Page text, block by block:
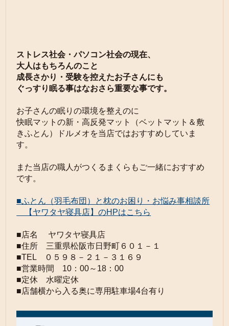
ストレス社会・パソコン社会の現在、
大人はもちろんのこと
成長さかり・受験を控えたお子さんにも
ぐっすり眠る事はなおさら重要な事です。
お子さんの眠りの環境を整えのに
快眠マットの新・高反発マット（ベットマット＆敷
きふとん）
ドルメオを当店ではおすすめしていま
す。
また当店の職人がつくるまくらもご一緒におすすめ
です。
■ふとん（羽毛布団）と枕のお困り・お悩み事相談所
【ヤワタヤ寝具店】のHPはこちら
■店名 ヤワタヤ寝具店
■住所 三重県松阪市日野町６０１－１
■TEL ０５９８－２１－３１６９
■営業時間 10：00～18：00
■定休 水曜定休
■店舗横から入る奥に専用駐車場4台有り